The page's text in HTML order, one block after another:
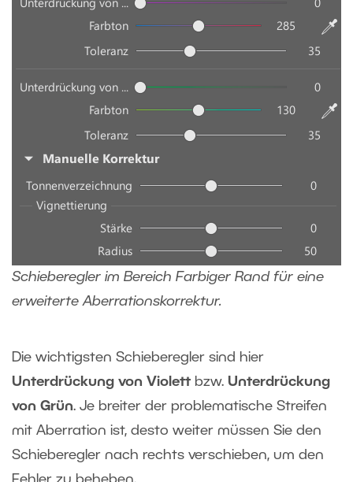
Schieberegler im Bereich Farbiger Rand für eine
erweiterte Aberrationskorrektur.
Die wichtigsten Schieberegler sind hier
Unterdrückung von Violett bzw. Unterdrückung
von Grün. Je breiter der problematische Streifen
mit Aberration ist, desto weiter müssen Sie den
Schieberegler nach rechts verschieben, um den
Fehler zu beheben.